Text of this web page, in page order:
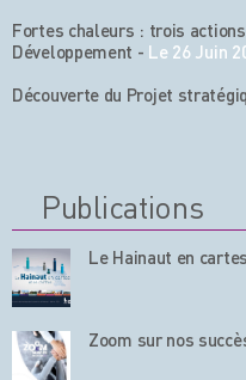
Fortes chaleurs : trois
Développement - Le 26 Juin
Découverte du Projet
Publications
Le Hainaut en
Zoom sur nos